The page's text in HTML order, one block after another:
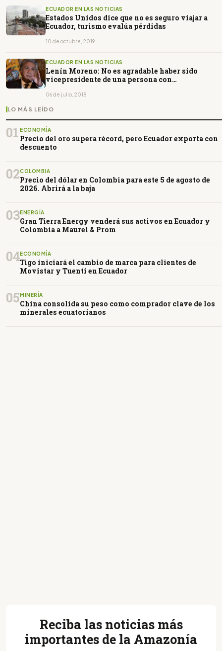
ECUADOR EN LAS NOTICIAS
Estados Unidos dice que no es seguro viajar a
Ecuador, turismo evalúa pérdidas
10 de octubre, 2019
ECUADOR EN LAS NOTICIAS
Lenín Moreno: No es agradable haber sido
vicepresidente de una persona con
06 de julio, 2018
LO MÁS LEÍDO
01 ECONOMÍA
Precio del oro supera récord, pero Ecuador exporta con
descuento
02COLOMBIA
Precio del dólar en Colombia para este 5 de agosto de
2026. Abrirá a la baja
03ENERGÍA
Gran Tierra Energy venderá sus activos en Ecuador y
Colombia a Maurel & Prom
04ECONOMÍA
Tigo iniciará el cambio de marca para clientes de
Movistar y Tuenti en Ecuador
05 MINERÍA
China consolida su peso como comprador clave de los
minerales ecuatorianos
Reciba las noticias más
importantes de la Amazonía